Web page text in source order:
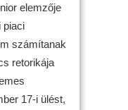
elemzője
piaci
számítanak
retorikája
17-i ülést,